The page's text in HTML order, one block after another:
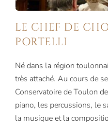
LE CHEF DE
PORTELLI
Né dans la région
très attaché. Au cours de
Conservatoire de Toulon
piano, les percussions, le
la musique et la